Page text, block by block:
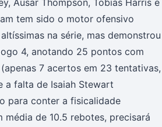
Ausar Thompson, Tobias Harris e
tem sido o motor ofensivo
na série, mas demonstrou
4, anotando 25 pontos com
7 acertos em 23 tentativas,
a falta de Isaiah Stewart
para conter a fisicalidade
média de 10.5 rebotes, precisará